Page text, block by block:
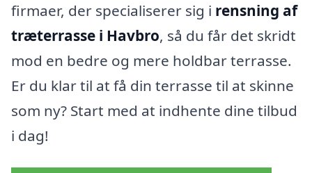
firmaer, der specialiserer sig i rensning af
træterrasse i Havbro, så du får det skridt
mod en bedre og mere holdbar terrasse.
Er du klar til at få din terrasse til at skinne
som ny? Start med at indhente dine tilbud
i dag!